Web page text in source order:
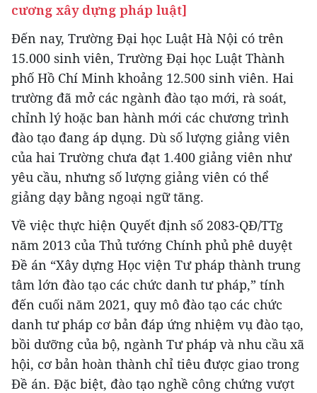
cương xây dựng pháp luật]
Đến nay, Trường Đại học Luật Hà Nội có trên
15.000 sinh viên, Trường Đại học Luật Thành
phố Hồ Chí Minh khoảng 12.500 sinh viên. Hai
trường đã mở các ngành đào tạo mới, rà soát,
chỉnh lý hoặc ban hành mới các chương trình
đào tạo đang áp dụng. Dù số lượng giảng viên
của hai Trường chưa đạt 1.400 giảng viên như
yêu cầu, nhưng số lượng giảng viên có thể
giảng dạy bằng ngoại ngữ tăng.
Về việc thực hiện Quyết định số 2083-QĐ/TTg
năm 2013 của Thủ tướng Chính phủ phê duyệt
Đề án “Xây dựng Học viện Tư pháp thành trung
tâm lớn đào tạo các chức danh tư pháp,” tính
đến cuối năm 2021, quy mô đào tạo các chức
danh tư pháp cơ bản đáp ứng nhiệm vụ đào tạo,
bồi dưỡng của bộ, ngành Tư pháp và nhu cầu xã
hội, cơ bản hoàn thành chỉ tiêu được giao trong
Đề án. Đặc biệt, đào tạo nghề công chứng vượt